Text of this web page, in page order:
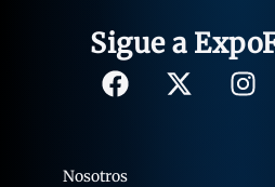
Sigue a
Nosotros